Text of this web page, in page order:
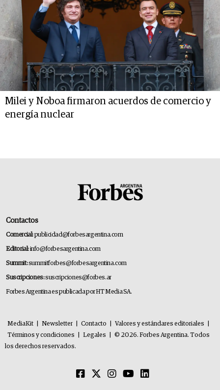
Milei y Noboa firmaron acuerdos de comercio y
energía nuclear
Contactos
Comercial:publicidad@forbesargentina.com
Editorial:info@forbesargentina.com
Summit:summitforbes@forbesargentina.com
Suscripciones:suscripciones@forbes.ar
Forbes Argentina es publicada por HT Media SA.
MediaKit Newsletter Contacto Valores y estándares editoriales
Términos y condiciones
Legales
© 2026. Forbes Argentina. Todos
los derechos reservados.